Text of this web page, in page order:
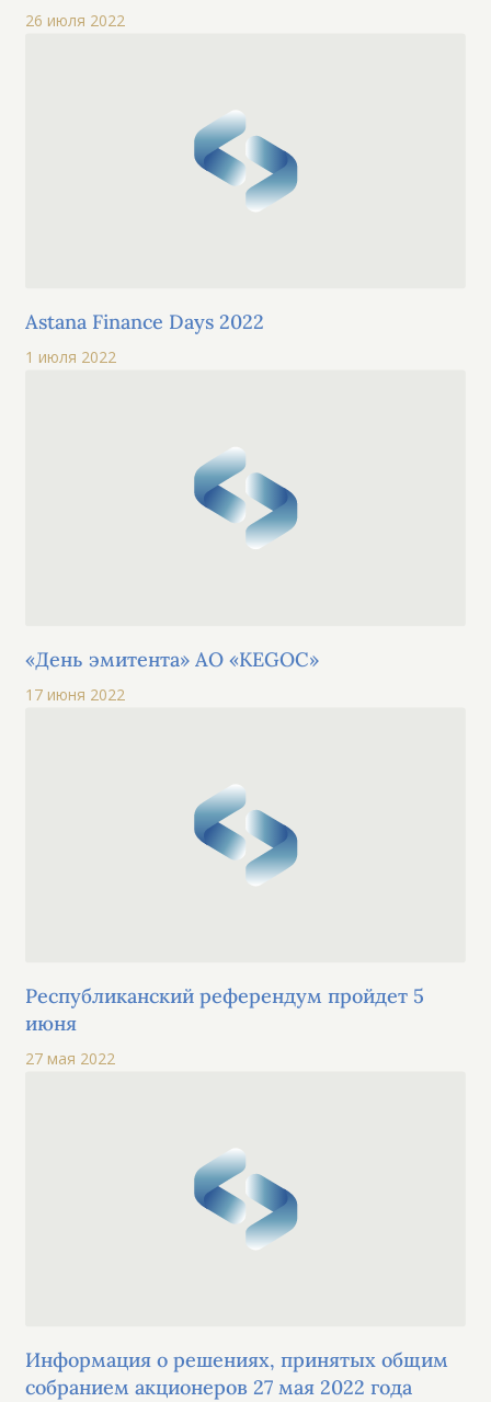
26 июля 2022
Astana Finance Days 2022
1 июля 2022
«День эмитента» АО «KEGOC»
17 июня 2022
Республиканский референдум пройдет 5
июня
27 мая 2022
Информация о решениях, принятых общим
собранием акционеров 27 мая 2022 года